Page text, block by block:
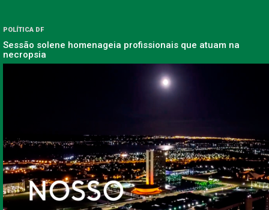
POLÍTICA DF
Sessão solene homenageia profissionais que atuam na
necropsia